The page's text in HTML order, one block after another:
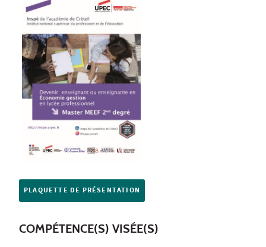
PLAQUETTE DE PRÉSENTATION
COMPÉTENCE(S) VISÉE(S)